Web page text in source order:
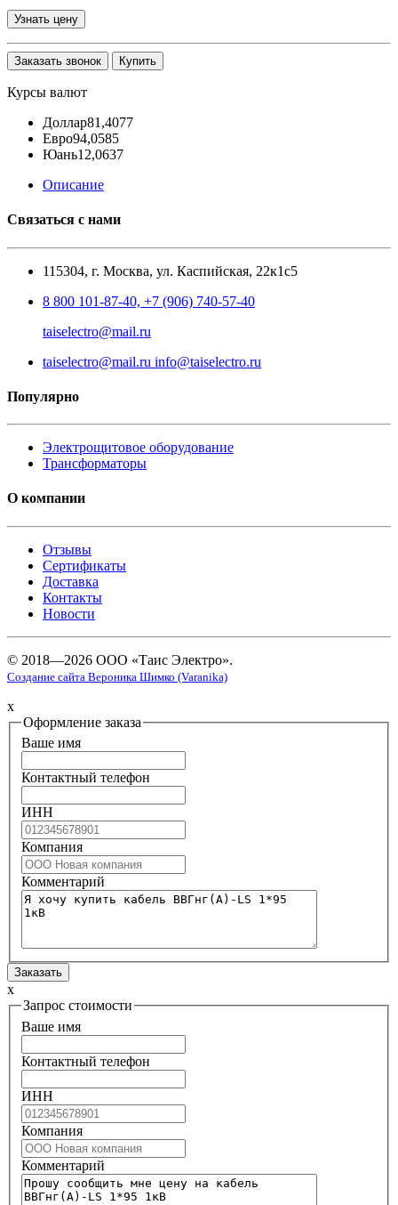
Узнать цену
Заказать звонок Купить
Курсы валют
Доллар81,4077
Евро94,0585
Юань12,0637
Описание
Связаться с нами
115304, г. Москва, ул. Каспийская, 22к1с5
8 800 101-87-40, +7 (906) 740-57-40
taiselectro@mail.ru
taiselectro@mail.ru info@taiselectro.ru
Популярно
Электрощитовое оборудование
Трансформаторы
О компании
Отзывы
Сертификаты
Доставка
Контакты
Новости
© 2018—2026 ООО «Таис Электро».
Создание сайта Вероника Шимко (Varanika)
x
Оформление заказа
Ваше имя
Контактный телефон
ИНН
Компания
Комментарий
x
Запрос стоимости
Ваше имя
Контактный телефон
ИНН
Компания
Комментарий